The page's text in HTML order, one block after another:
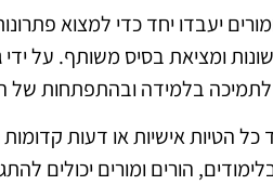
יעבדו יחד כדי למצוא
ומציאת בסיס משותף. על ידי
לתמיכה בלמידה ובהתפתחות של
כל הטיות אישיות או דעות
הורים ומורים יכולים